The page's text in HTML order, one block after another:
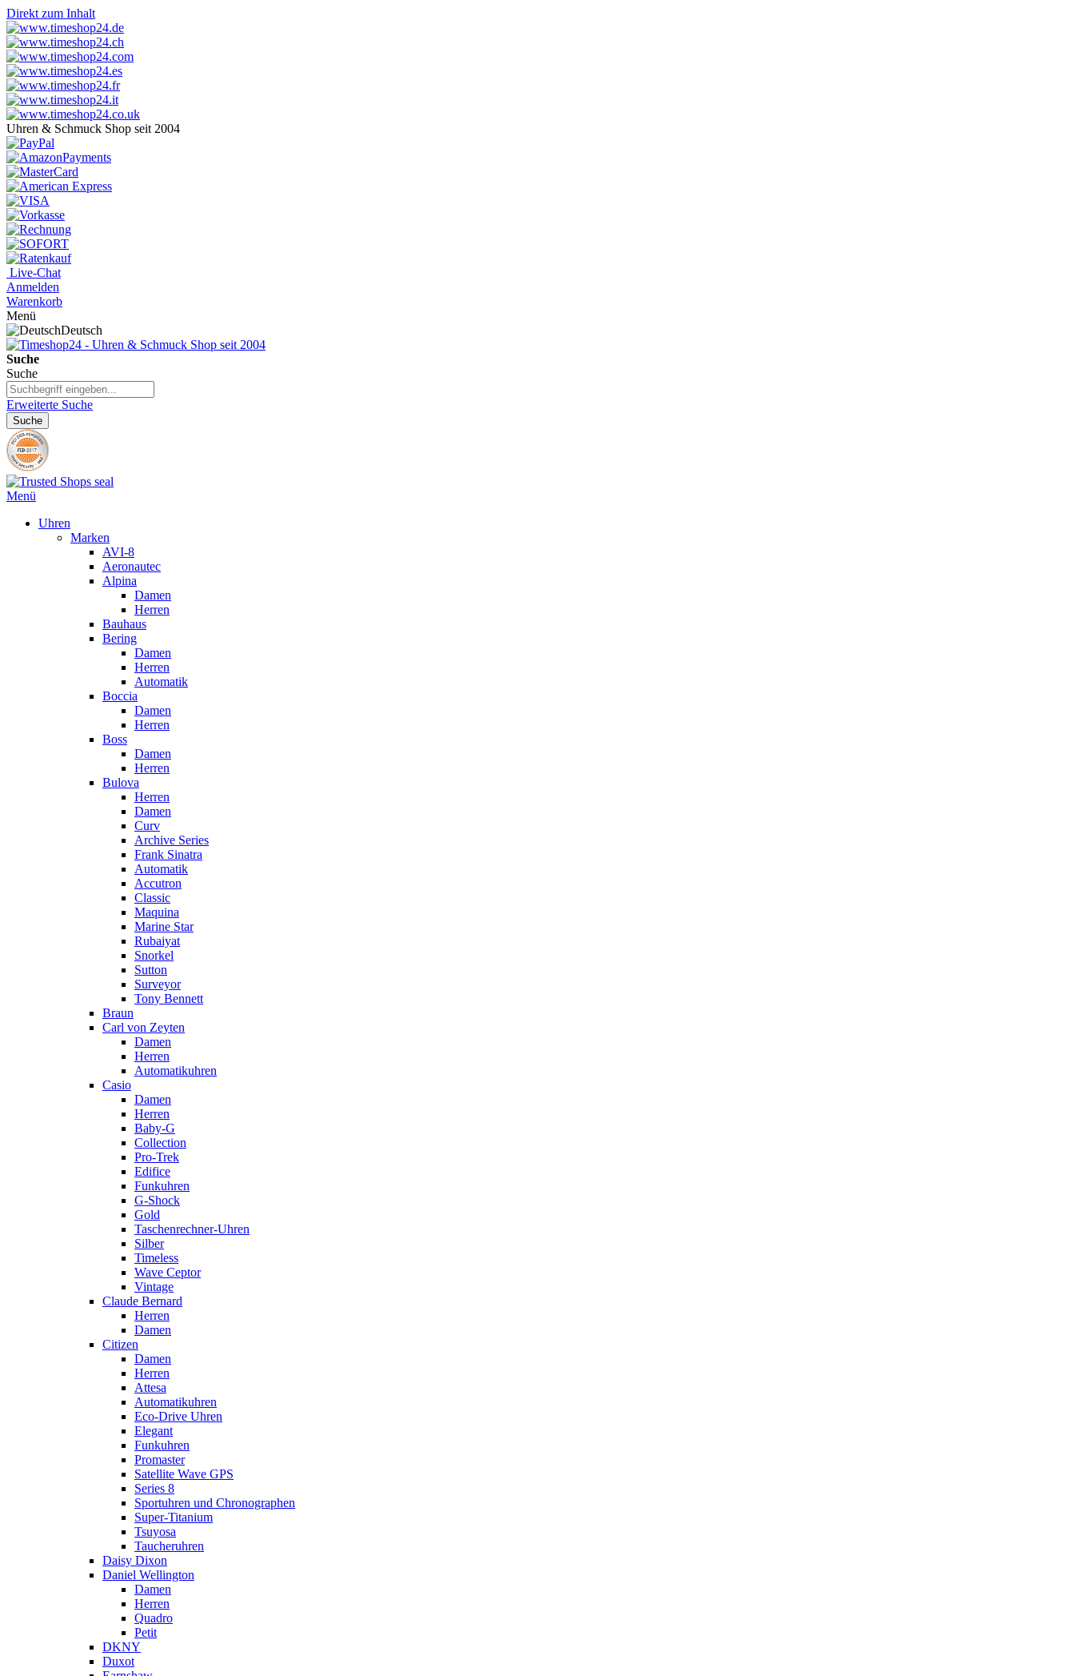
Direkt zum Inhalt
Uhren & Schmuck Shop seit 2004
Live-Chat
Anmelden
Warenkorb
Menü
Deutsch
Suche
Suche
Erweiterte Suche
Suche
Menü
Uhren
Marken
AVI-8
Aeronautec
Alpina
Damen
Herren
Bauhaus
Bering
Damen
Herren
Automatik
Boccia
Damen
Herren
Boss
Damen
Herren
Bulova
Herren
Damen
Curv
Archive Series
Frank Sinatra
Automatik
Accutron
Classic
Maquina
Marine Star
Rubaiyat
Snorkel
Sutton
Surveyor
Tony Bennett
Braun
Carl von Zeyten
Damen
Herren
Automatikuhren
Casio
Damen
Herren
Baby-G
Collection
Pro-Trek
Edifice
Funkuhren
G-Shock
Gold
Taschenrechner-Uhren
Silber
Timeless
Wave Ceptor
Vintage
Claude Bernard
Herren
Damen
Citizen
Damen
Herren
Attesa
Automatikuhren
Eco-Drive Uhren
Elegant
Funkuhren
Promaster
Satellite Wave GPS
Series 8
Sportuhren und Chronographen
Super-Titanium
Tsuyosa
Taucheruhren
Daisy Dixon
Daniel Wellington
Damen
Herren
Quadro
Petit
DKNY
Duxot